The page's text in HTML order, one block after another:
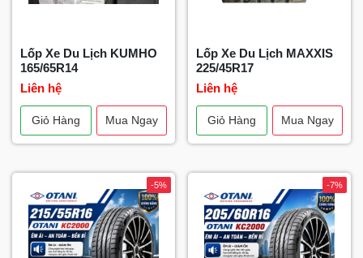
Lốp Xe Du Lịch KUMHO
165/65R14
Liên hệ
Giỏ Hàng Mua Ngay
Lốp Xe Du Lịch MAXXIS
225/45R17
Liên hệ
Giỏ Hàng Mua Ngay
-5% -7%